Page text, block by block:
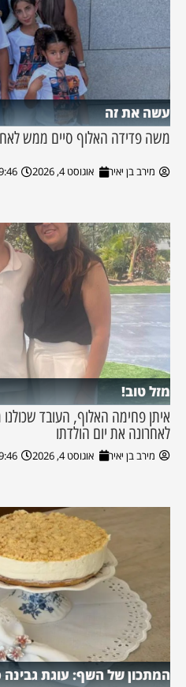
עשה את זה
משה פדידה האלוף סיים ממש
מירב בן יאיר אוגוסט 4, 2026 pm
מזל טוב!
איתן פחימה האלוף, העובד
לאחרונה את יום הולדתו
מירב בן יאיר אוגוסט 4, 2026 pm
המתכון של השף: עוגת גבינה